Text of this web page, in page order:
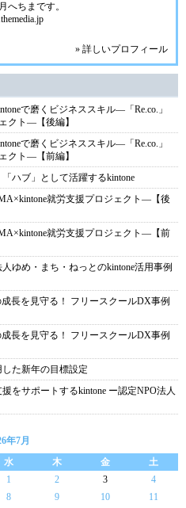
へちまです。
» 詳しいプロフィール
で磨くビジネススキル―「Re.co.」
クト―【後編】
で磨くビジネススキル―「Re.co.」
クト―【前編】
ハブ」として活躍するkintone
就労支援プロジェクト―【後
就労支援プロジェクト―【前
ゆめ・まち・ねっとのkintone活用事例
成長を見守る！ フリースクールDX事例
成長を見守る！ フリースクールDX事例
した新年の目標設定
をサポートするkintone ー認定NPO法人
年7月
水 木 金
土
1
2 3
4
8 9 10
11